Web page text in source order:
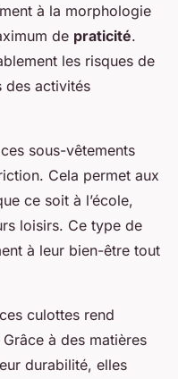
à la morphologie
de praticité.
les risques de
activités
sous-vêtements
Cela permet aux
ce soit à l’école,
loisirs. Ce type de
à leur bien-être tout
culottes rend
à des matières
durabilité, elles